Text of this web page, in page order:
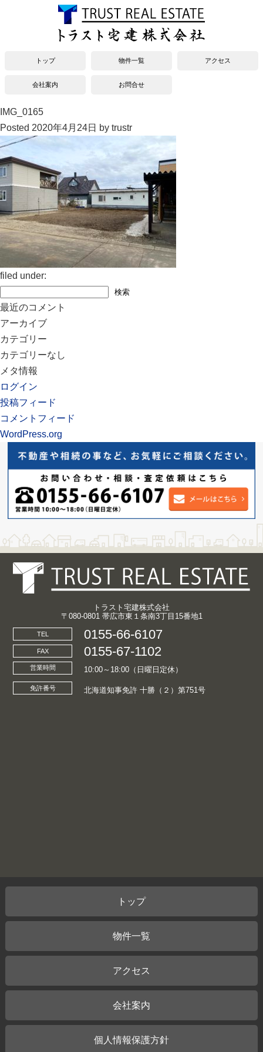
トップ 物件一覧 アクセス
会社案内 お問合せ
IMG_0165
Posted 2020年4月24日 by trustr
filed under:
索:
検索
最近のコメント
アーカイブ
カテゴリー
カテゴリーなし
メタ情報
ログイン
投稿フィード
コメントフィード
WordPress.org
トラスト宅建株式会社
〒080-0801 帯広市東１条南3丁目15番地1
TEL 0155-66-6107
FAX 0155-67-1102
営業時間 10:00～18:00（日曜日定休）
免許番号 北海道知事免許 十勝（２）第751号
トップ
物件一覧
アクセス
会社案内
個人情報保護方針